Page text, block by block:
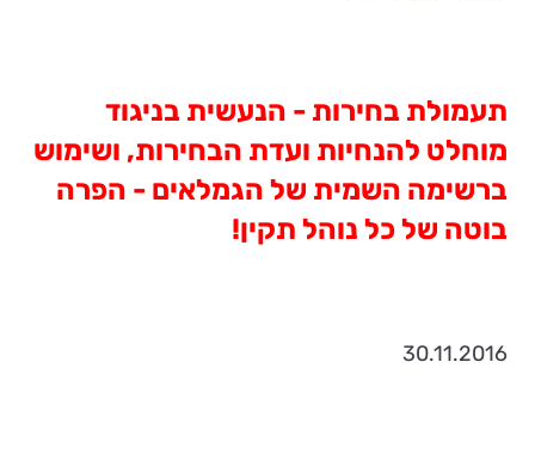
תעמולת בחירות - הנעשית בניגוד
מוחלט להנחיות ועדת הבחירות, ושימוש
ברשימה השמית של הגמלאים - הפרה
בוטה של כל נוהל תקין!
30.11.2016